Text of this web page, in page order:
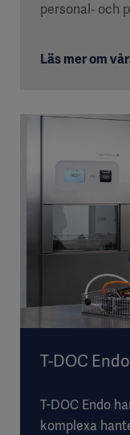
personal‑ och
Läs mer om
T-DOC Endo
T-DOC Endo
komplexa